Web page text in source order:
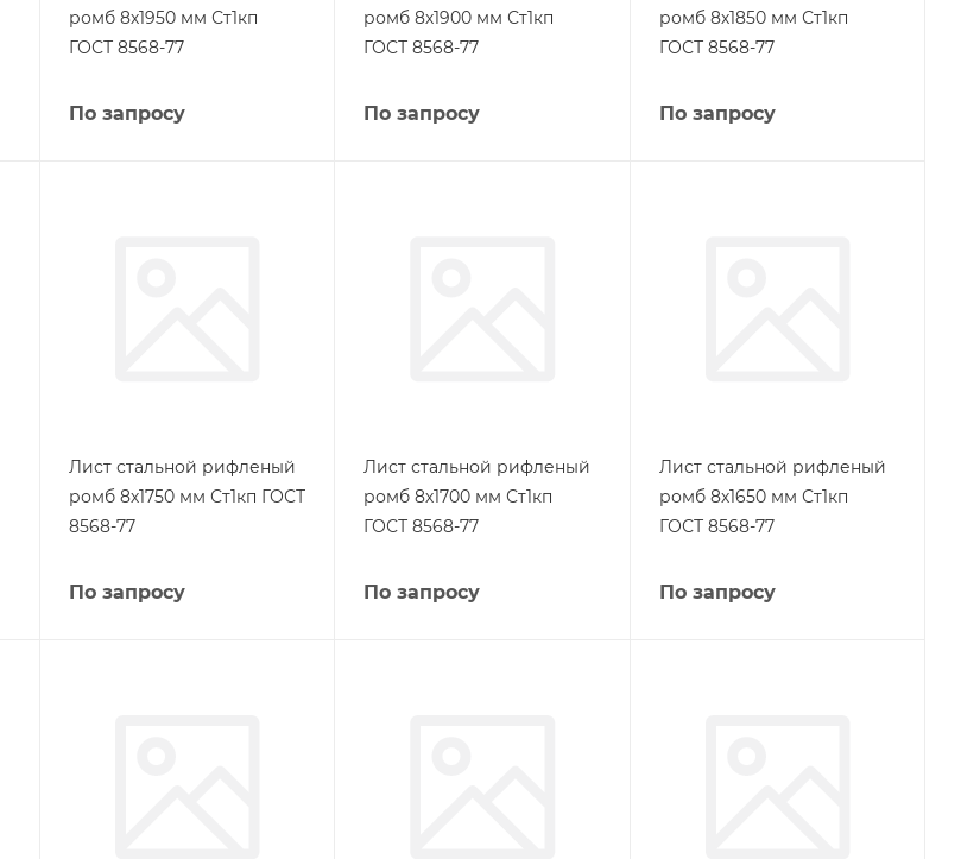
ромб 8х1950 мм Ст1кп
ГОСТ 8568-77
По запросу
ромб 8х1900 мм Ст1кп
ГОСТ 8568-77
По запросу
ромб 8х1850 мм Ст1кп
ГОСТ 8568-77
По запросу
Лист стальной рифленый
ромб 8х1750 мм Ст1кп ГОСТ
8568-77
По запросу
Лист стальной рифленый
ромб 8х1700 мм Ст1кп
ГОСТ 8568-77
По запросу
Лист стальной рифленый
ромб 8х1650 мм Ст1кп
ГОСТ 8568-77
По запросу